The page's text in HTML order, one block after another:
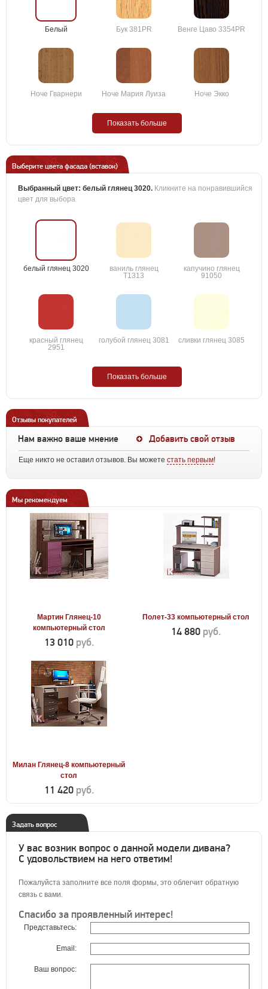
Белый Бук 381PR Венге Цаво 3354PR
Ноче Гварнери Ноче Мария Луиза Ноче Экко
Показать больше
Выберите цвета фасада (вставок)
Выбранный цвет: белый глянец 3020. Кликните на понравившийся
цвет для выбора
белый глянец 3020
ваниль глянец
T1313
капучино глянец
91050
красный глянец
2951
голубой глянец 3081 сливки глянец 3085
Показать больше
Отзывы покупателей
Нам важно ваше мнение Добавить свой отзыв
Еще никто не оставил отзывов. Вы можете стать первым!
Мы рекомендуем
Мартин Глянец-10
компьютерный стол
13 010 руб.
Полет-33 компьютерный стол
14 880 руб.
Милан Глянец-8 компьютерный
стол
11 420 руб.
Задать вопрос
У вас возник вопрос о данной модели дивана?
С удовольствием на него ответим!
Пожалуйста заполните все поля формы, это облегчит обратную
связь с вами.
Спасибо за проявленный интерес!
Представьтесь:
Email:
Ваш вопрос: